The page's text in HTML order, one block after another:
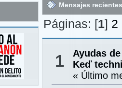
Mensajes recientes
Páginas: [1] 2
1
Ayudas
Keď
« Último